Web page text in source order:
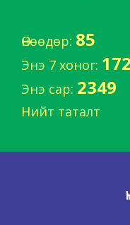
Өнөөдөр: 85
Энэ 7 хоног:
Энэ сар: 2349
Нийт таталт